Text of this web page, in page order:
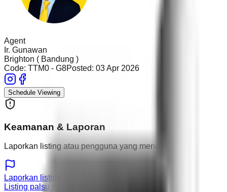
Agent
Ir. Gunawan
Brighton ( Bandung )
Code: TTM0 - G8Posted: 03 Apr 2026
Schedule Viewing
Keamanan & Laporan
Laporkan listing atau pengguna yang mencurigakan.
Laporkan listing
Listing palsu atau detail salah